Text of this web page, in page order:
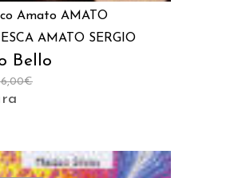
Amato AMATO
AMATO SERGIO
Bello
€